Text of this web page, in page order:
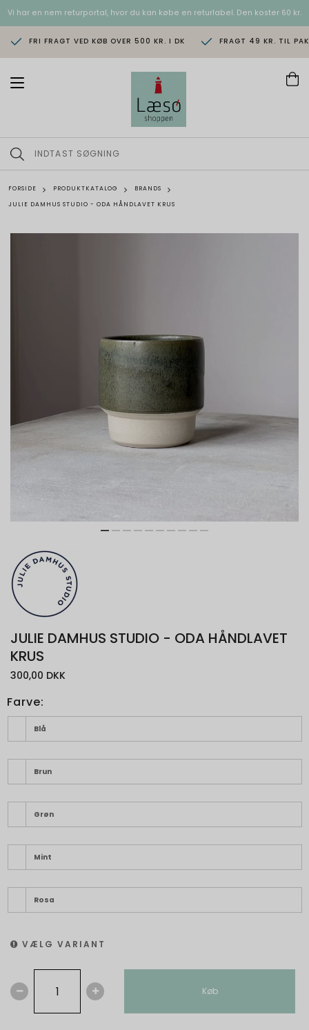
Vi har en nem returportal, hvor du kan købe en returlabel. Den koster 60 kr.
FRI FRAGT VED KØB OVER 500 KR. I DK FRAGT 49 KR. TIL
T
n
a
i
g
t
FORSIDE PRODUKTKATALOG
BRANDS
JULIE DAMHUS STUDIO - ODA HÅNDLAVET KRUS
JULIE DAMHUS STUDIO - ODA HÅNDLAVET
KRUS
300,00 DKK
Farve:
Blå
Brun
Grøn
Mint
Rosa
VÆLG VARIANT
Køb